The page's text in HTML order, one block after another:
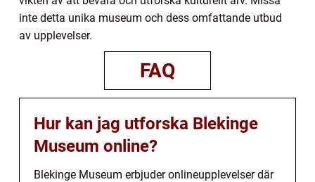
inte detta unika museum och dess omfattande utbud
av upplevelser.
FAQ
Hur kan jag utforska Blekinge
Museum online?
Blekinge Museum erbjuder onlineupplevelser där